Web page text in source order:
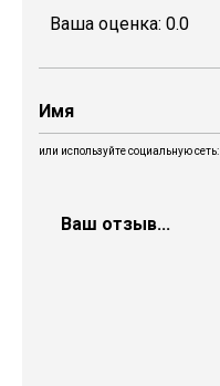
Ваша оценка: 0.0
или используйте социальную сеть: